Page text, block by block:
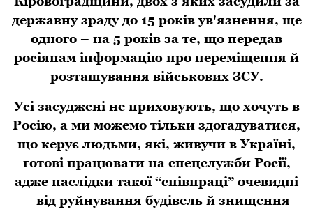
державну зраду до 15 років ув'язнення, ще
одного – на 5 років за те, що передав
росіянам інформацію про переміщення й
розташування військових ЗСУ.
Усі засуджені не приховують, що хочуть в
Росію, а ми можемо тільки здогадуватися,
що керує людьми, які, живучи в Україні,
готові працювати на спецслужби Росії,
адже наслідки такої “співпраці” очевидні
– від руйнування будівель й знищення